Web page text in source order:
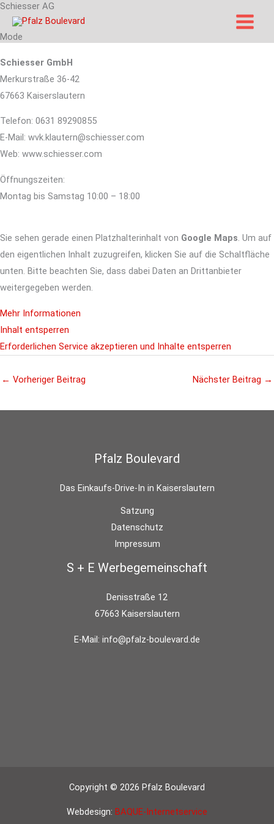
Zum
Inhalt
springen
Schiesser AG
Mode
Schiesser GmbH
Merkurstraße 36-42
67663 Kaiserslautern
Telefon: 0631 89290855
E-Mail: wvk.klautern@schiesser.com
Web: www.schiesser.com
Öffnungszeiten:
Montag bis Samstag 10:00 – 18:00
Sie sehen gerade einen Platzhalterinhalt von Google Maps. Um auf
den eigentlichen Inhalt zuzugreifen, klicken Sie auf die Schaltfläche
unten. Bitte beachten Sie, dass dabei Daten an Drittanbieter
weitergegeben werden.
Mehr Informationen
Inhalt entsperren
Erforderlichen Service akzeptieren und Inhalte entsperren
← Vorheriger Beitrag Nächster Beitrag →
Pfalz Boulevard
Das Einkaufs-Drive-In in Kaiserslautern
Satzung
Datenschutz
Impressum
S + E Werbegemeinschaft
Denisstraße 12
67663 Kaiserslautern
E-Mail: info@pfalz-boulevard.de
Copyright © 2026 Pfalz Boulevard
Webdesign: BAQUE-Internetservice